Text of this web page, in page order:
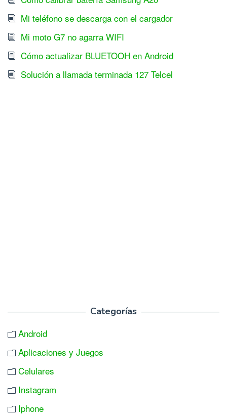
Mi teléfono se descarga con el cargador
Mi moto G7 no agarra WIFI
Cómo actualizar BLUETOOH en Android
Solución a llamada terminada 127 Telcel
Categorías
Android
Aplicaciones y Juegos
Celulares
Instagram
Iphone